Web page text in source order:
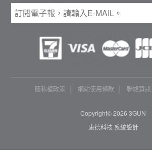
隱私權政策 網站使用條款 聯絡資訊
Copyright© 2026 3GUN
康德科技 系統設計